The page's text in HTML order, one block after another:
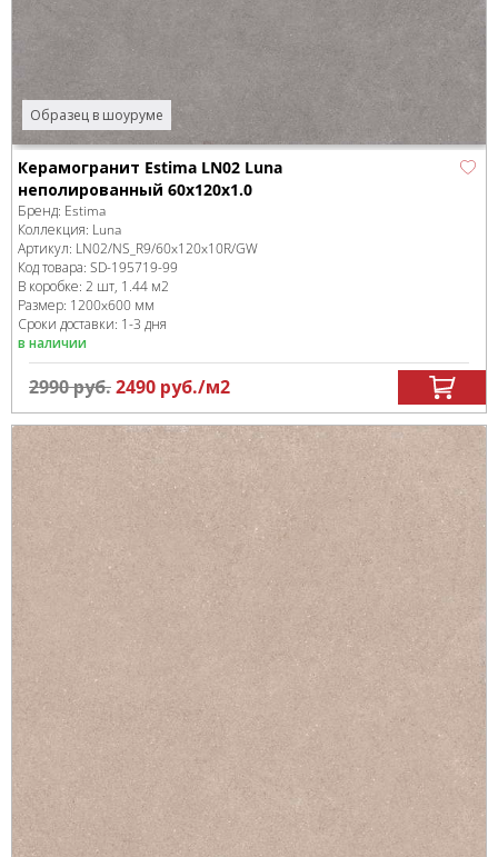
Образец в шоуруме
Керамогранит Estima LN02 Luna
неполированный 60x120x1.0
Бренд: Estima
Коллекция: Luna
Артикул: LN02/NS_R9/60x120x10R/GW
Код товара: SD-195719-99
В коробке: 2 шт, 1.44 м2
Размер: 1200x600 мм
Сроки доставки: 1-3 дня
в наличии
2990руб.2490 руб./м2